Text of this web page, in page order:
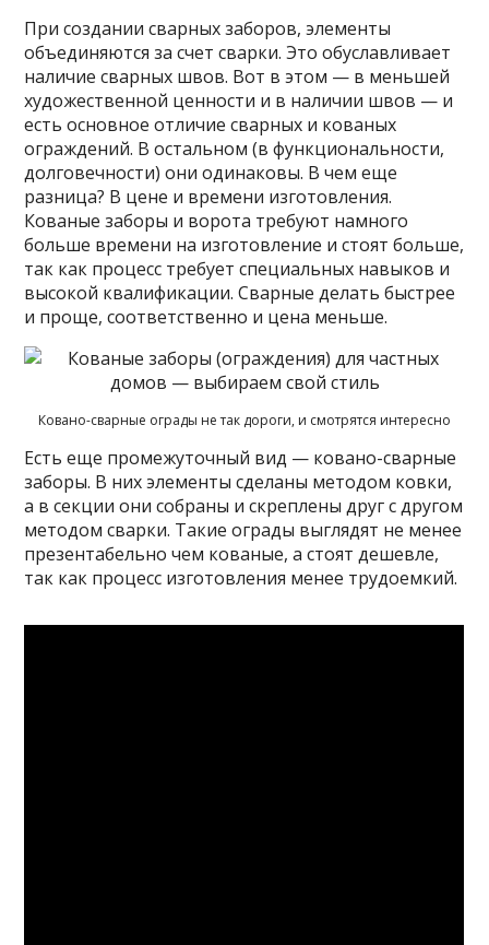
При создании сварных заборов, элементы
объединяются за счет сварки. Это обуславливает
наличие сварных швов. Вот в этом — в меньшей
художественной ценности и в наличии швов — и
есть основное отличие сварных и кованых
ограждений. В остальном (в функциональности,
долговечности) они одинаковы. В чем еще
разница? В цене и времени изготовления.
Кованые заборы и ворота требуют намного
больше времени на изготовление и стоят больше,
так как процесс требует специальных навыков и
высокой квалификации. Сварные делать быстрее
и проще, соответственно и цена меньше.
Ковано-сварные ограды не так дороги, и смотрятся интересно
Есть еще промежуточный вид — ковано-сварные
заборы. В них элементы сделаны методом ковки,
а в секции они собраны и скреплены друг с другом
методом сварки. Такие ограды выглядят не менее
презентабельно чем кованые, а стоят дешевле,
так как процесс изготовления менее трудоемкий.